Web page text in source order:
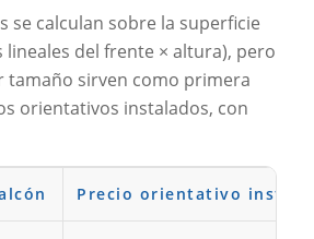
se calculan sobre la superficie
del frente × altura), pero
tamaño sirven como primera
orientativos instalados, con
Precio orientativo